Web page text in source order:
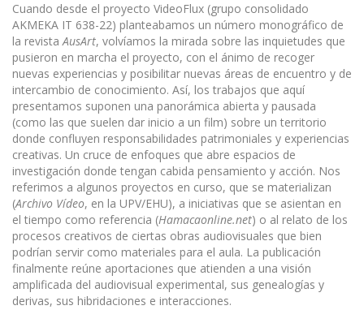
Cuando desde el proyecto VideoFlux (grupo consolidado
AKMEKA IT 638-22) planteabamos un número monográfico de
la revistaAusArt, volvíamos la mirada sobre las inquietudes que
pusieron en marcha el proyecto, con el ánimo de recoger
nuevas experiencias y posibilitar nuevas áreas de encuentro y de
intercambio de conocimiento. Así, los trabajos que aquí
presentamos suponen una panorámica abierta y pausada
(como las que suelen dar inicio a un film) sobre un territorio
donde confluyen responsabilidades patrimoniales y experiencias
creativas. Un cruce de enfoques que abre espacios de
investigación donde tengan cabida pensamiento y acción. Nos
referimos a algunos proyectos en curso, que se materializan
(Archivo Vídeo, en la UPV/EHU), a iniciativas que se asientan en
el tiempo como referencia (Hamacaonline.net) o al relato de los
procesos creativos de ciertas obras audiovisuales que bien
podrían servir como materiales para el aula. La publicación
finalmente reúne aportaciones que atienden a una visión
amplificada del audiovisual experimental, sus genealogías y
derivas, sus hibridaciones e interacciones.